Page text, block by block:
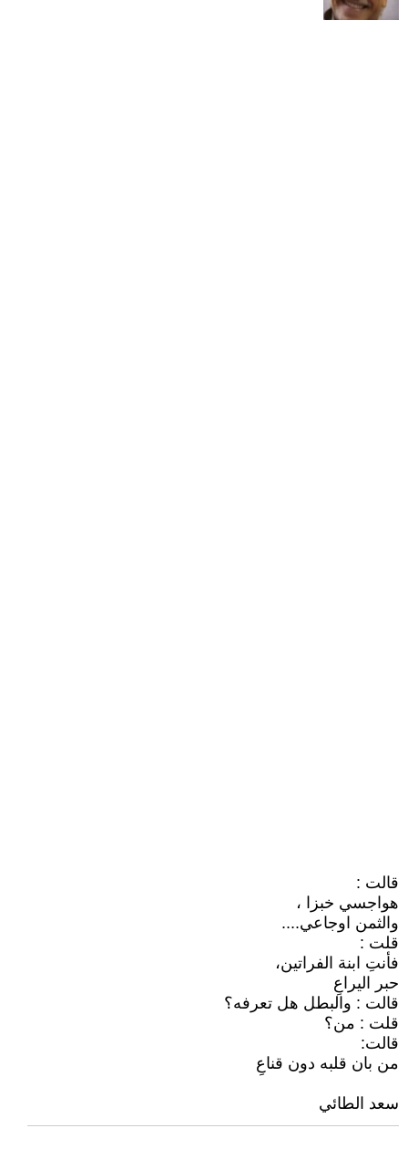
قالت :
هواجسي خبزا ،
والثمن اوجاعي....
قلت :
فأنتِ ابنة الفراتين،
حبر اليراعِ
قالت : والبطل هل تعرفه؟
قلت : من؟
قالت:
من بان قلبه دون قناعِ
سعد الطائي